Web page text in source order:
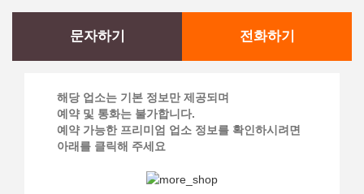
문자하기 전화하기
해당 업소는 기본 정보만 제공되며
예약 및 통화는 불가합니다.
예약 가능한 프리미엄 업소 정보를 확인하시려면
아래를 클릭해 주세요